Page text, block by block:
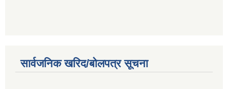
सार्वजनिक खरिद/बोलपत्र सूचना